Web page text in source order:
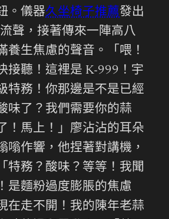
。儀器久坐椅子推薦發出
聲，接著傳來一陣高八
養生焦慮的聲音。「喂！
接聽！這裡是 K-999！宇
特務！你那邊是不是已經
味了？我們需要你的蒜
！馬上！」廖沾沾的耳朵
嗡作響，他捏著對講機，
特務？酸味？等等！我聞
是麵粉過度膨脹的焦慮
在走不開！我的陳年老蒜